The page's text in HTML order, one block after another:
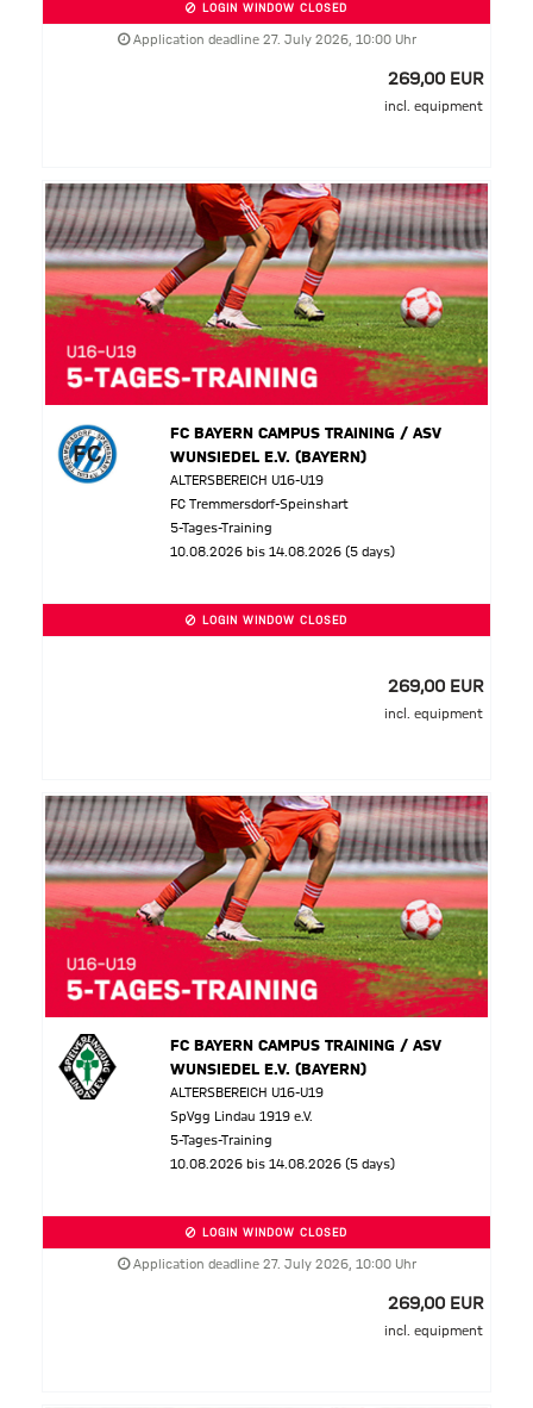
LOGIN WINDOW CLOSED
Application deadline 27. July 2026, 10:00 Uhr
269,00 EUR
incl. equipment
FC BAYERN CAMPUS TRAINING / ASV
WUNSIEDEL E.V. (BAYERN)
ALTERSBEREICH U16-U19
FC Tremmersdorf-Speinshart
5-Tages-Training
10.08.2026 bis 14.08.2026 (5 days)
LOGIN WINDOW CLOSED
269,00 EUR
incl. equipment
FC BAYERN CAMPUS TRAINING / ASV
WUNSIEDEL E.V. (BAYERN)
ALTERSBEREICH U16-U19
SpVgg Lindau 1919 e.V.
5-Tages-Training
10.08.2026 bis 14.08.2026 (5 days)
LOGIN WINDOW CLOSED
Application deadline 27. July 2026, 10:00 Uhr
269,00 EUR
incl. equipment